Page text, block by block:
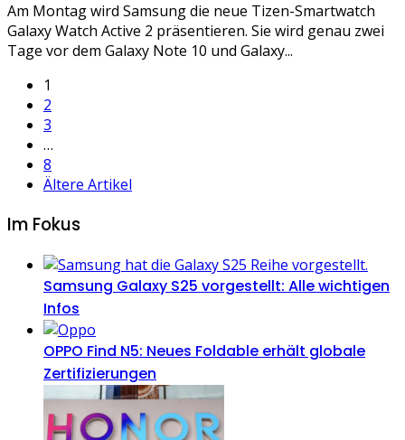
Am Montag wird Samsung die neue Tizen-Smartwatch
Galaxy Watch Active 2 präsentieren. Sie wird genau zwei
Tage vor dem Galaxy Note 10 und Galaxy...
Seitennummerierung
der
Beiträge
1
2
3
…
8
Ältere Artikel
Im Fokus
Samsung Galaxy S25 vorgestellt: Alle wichtigen
Infos
OPPO Find N5: Neues Foldable erhält globale
Zertifizierungen